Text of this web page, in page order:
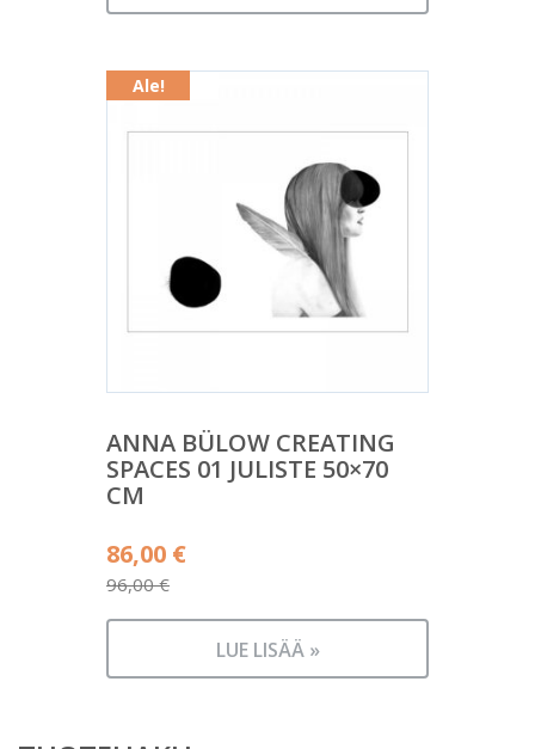
Ale!
ANNA BÜLOW CREATING
SPACES 01 JULISTE 50×70
CM
96,00€
Alkuperäinen
hinta
oli:
86,00 €
Nykyinen
on:
LUE LISÄÄ »